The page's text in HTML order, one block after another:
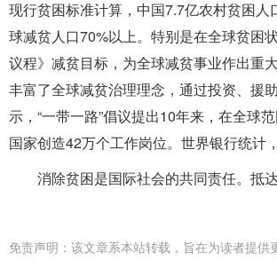
现行贫困标准计算，中国7.7亿农村贫困
球减贫人口70%以上。特别是在全球贫困
议程》减贫目标，为全球减贫事业作出重
丰富了全球减贫治理理念，通过投资、援
示，“一带一路”倡议提出10年来，在全球
国家创造42万个工作岗位。世界银行统计
消除贫困是国际社会的共同责任。抵
免责声明：该文章系本站转载，旨在为读者提